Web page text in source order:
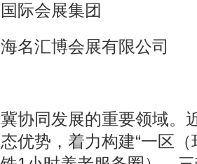
际会展集团
名汇博会展有限公司
协同发展的重要领域。
优势，着力构建“一区